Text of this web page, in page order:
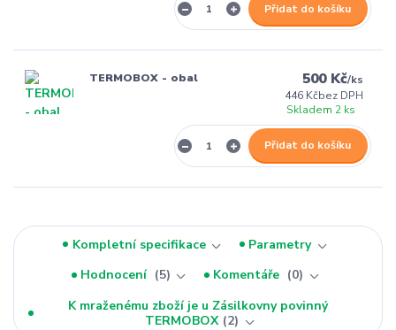
Přidat do košíku
TERMOBOX - obal 500 Kč/ks
446 Kčbez DPH
Skladem 2 ks
Přidat do košíku
Kompletní specifikace
Parametry
Hodnocení
5 Komentáře
0
K mraženému zboží je u Zásilkovny povinný
TERMOBOX 2